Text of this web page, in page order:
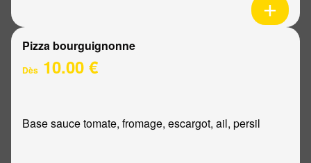
Pizza bourguignonne
Dès 10.00 €
Base sauce tomate, fromage, escargot, ail, persil